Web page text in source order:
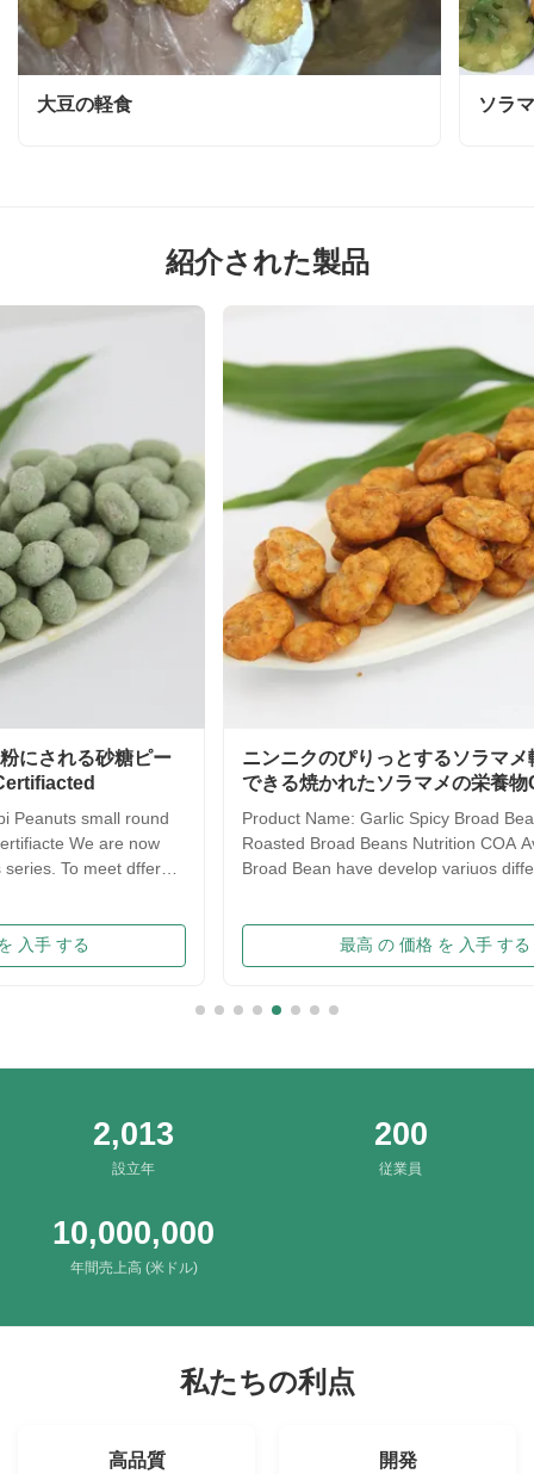
大豆の軽食 ソラ
紹介された製品
ニンニクのぴりっとするソラマメ軽食、利用
できる焼かれたソラマメの栄養物COA
Product Name: Garlic Spicy Broad Beans Snack ,
Roasted Broad Beans Nutrition COA Avaliable Our
Broad Bean have develop variuos different flavors
chips in China. Introducing precise frying ...
サキ
ツ ス
良い
crispy,
2,013
設立年
200
従業員
10,000,000
年間売上高 (米ドル)
私たちの利点
高品質 開発